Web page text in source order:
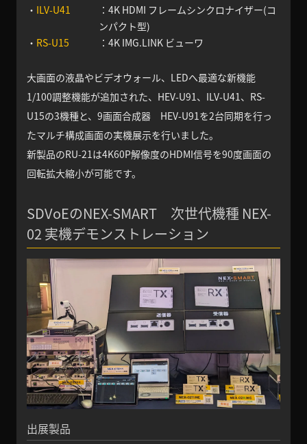
・ ILV-U41
：4K HDMI フレームシンクロナイザー(コ
ンパクト型)
・ RS-U15 ：4K IMG.LINK ビューワ
大画面の液晶やビデオウォール、LEDへ最適な新機能
1/100調整機能が追加された、HEV-U91、ILV-U41、RS-
U15の3機種と、9画面合成器 HEV-U91を2台同期を行っ
たマルチ構成画面の実機展示を行いました。
新製品のRU-21は4K60P解像度のHDMI信号を90度画面の
回転拡大縮小が可能です。
SDVoEのNEX-SMART 次世代機種 NEX-
02 実機デモンストレーション
出展製品